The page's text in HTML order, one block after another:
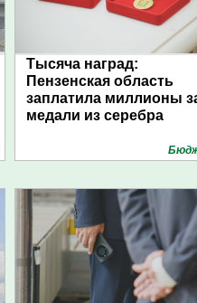
Тысяча наград:
Пензенская область
заплатила миллионы
медали из серебра